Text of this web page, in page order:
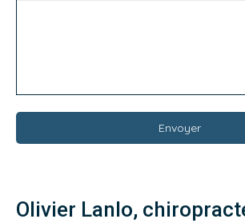
Envoyer
Olivier Lanlo,